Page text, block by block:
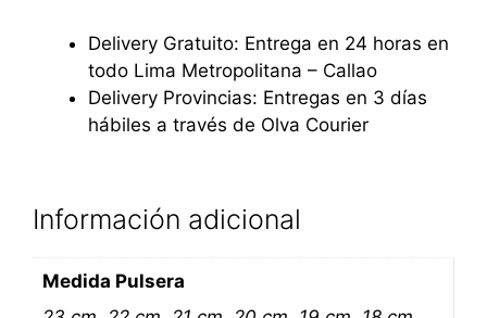
Delivery Gratuito: Entrega en 24 horas en
todo Lima Metropolitana – Callao
Delivery Provincias: Entregas en 3 días
hábiles a través de Olva Courier
Información adicional
Medida Pulsera